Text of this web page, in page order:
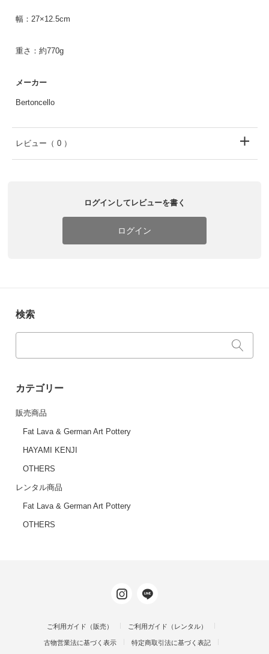
幅：27×12.5cm
重さ：約770g
メーカー
Bertoncello
レビュー （ 0 ）
ログインしてレビューを書く
ログイン
検索
カテゴリー
販売商品
Fat Lava & German Art Pottery
HAYAMI KENJI
OTHERS
レンタル商品
Fat Lava & German Art Pottery
OTHERS
ご利用ガイド（販売） ご利用ガイド（レンタル）
古物営業法に基づく表示 特定商取引法に基づく表記